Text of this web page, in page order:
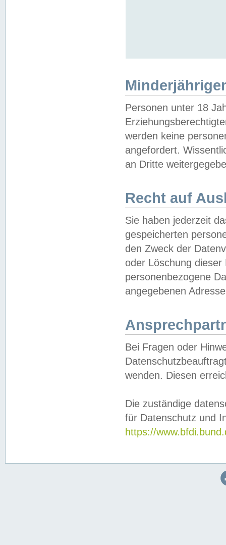
Personen unter 18
werden keine
angefordert.
an Dritte
Recht auf
Sie haben jederzeit
gespeicherten
den Zweck der
oder Löschung
personenbezogene
angegebenen
Bei Fragen oder
wenden. Diesen
Die zuständige
für Datenschutz und
https://